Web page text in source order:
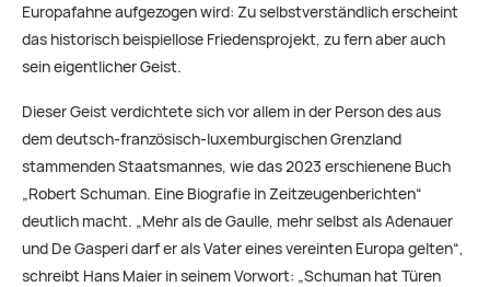
Europafahne aufgezogen wird: Zu selbstverständlich erscheint
das historisch beispiellose Friedensprojekt, zu fern aber auch
sein eigentlicher Geist.
Dieser Geist verdichtete sich vor allem in der Person des aus
dem deutsch-französisch-luxemburgischen Grenzland
stammenden Staatsmannes, wie das 2023 erschienene Buch
„Robert Schuman. Eine Biografie in Zeitzeugenberichten“
deutlich macht. „Mehr als de Gaulle, mehr selbst als Adenauer
und De Gasperi darf er als Vater eines vereinten Europa gelten“,
schreibt Hans Maier in seinem Vorwort: „Schuman hat Türen